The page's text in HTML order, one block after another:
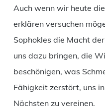
Auch wenn wir heute
erklären versuchen
Sophokles die Macht
uns dazu bringen, die
beschönigen, was
Fähigkeit zerstört, uns
Nächsten zu vereinen.